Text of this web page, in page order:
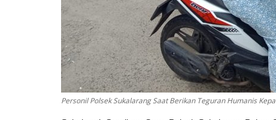
Personil Polsek Sukalarang Saat Berikan Teguran Humanis